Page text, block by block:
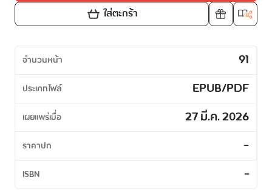
ใส่ตะกร้า
จำนวนหน้า 91
ประเภทไฟล์ EPUB/PDF
เผยแพร่เมื่อ 27 มี.ค. 2026
ราคาปก -
ISBN -